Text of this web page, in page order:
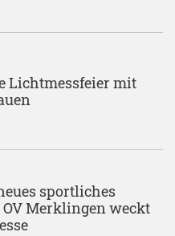
Lichtmessfeier mit
sportliches
OV Merklingen weckt